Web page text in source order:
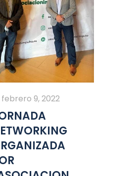
febrero 9, 2022